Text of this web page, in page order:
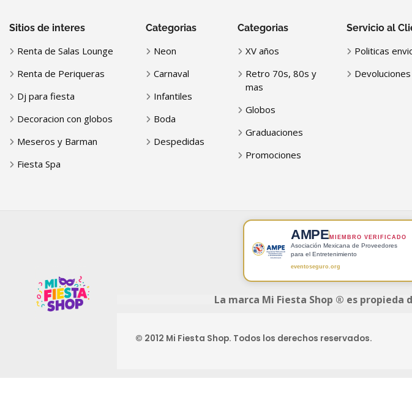
Sitios de interes
Renta de Salas Lounge
Renta de Periqueras
Dj para fiesta
Decoracion con globos
Meseros y Barman
Fiesta Spa
Categorias
Neon
Carnaval
Infantiles
Boda
Despedidas
Categorias
XV años
Retro 70s, 80s y
mas
Globos
Graduaciones
Promociones
Servicio al
Politicas
Devoluciones
AMPEMIEMBRO VERIFICADO
Asociación Mexicana de Proveedores
para el Entretenimiento
eventoseguro.org
La marca Mi Fiesta Shop ® es propieda
© 2012 Mi Fiesta Shop. Todos los derechos reservados.